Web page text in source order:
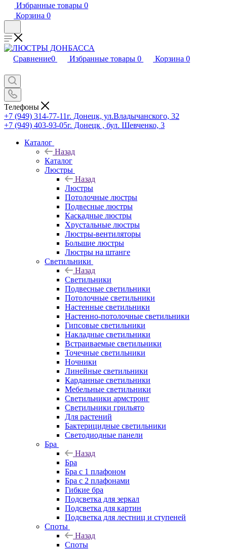
Избранные товары 0
Корзина 0
Сравнение0 Избранные товары 0 Корзина 0
Телефоны
+7 (949) 314-77-11г. Донецк, ул.Владычанского, 32
+7 (949) 403-93-05г. Донецк , бул. Шевченко, 3
Каталог
Назад
Каталог
Люстры
Назад
Люстры
Потолочные люстры
Подвесные люстры
Каскадные люстры
Хрустальные люстры
Люстры-вентиляторы
Большие люстры
Люстры на штанге
Светильники
Назад
Светильники
Подвесные светильники
Потолочные светильники
Настенные светильники
Настенно-потолочные светильники
Гипсовые светильники
Накладные светильники
Встраиваемые светильники
Точечные светильники
Ночники
Линейные светильники
Карданные светильники
Мебельные светильники
Светильники армстронг
Светильники грильято
Для растений
Бактерицидные светильники
Светодиодные панели
Бра
Назад
Бра
Бра с 1 плафоном
Бра с 2 плафонами
Гибкие бра
Подсветка для зеркал
Подсветка для картин
Подсветка для лестниц и ступеней
Споты
Назад
Споты